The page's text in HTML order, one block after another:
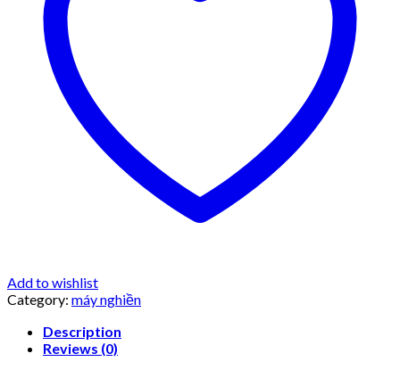
Add to wishlist
Category: máy nghiền
Description
Reviews (0)